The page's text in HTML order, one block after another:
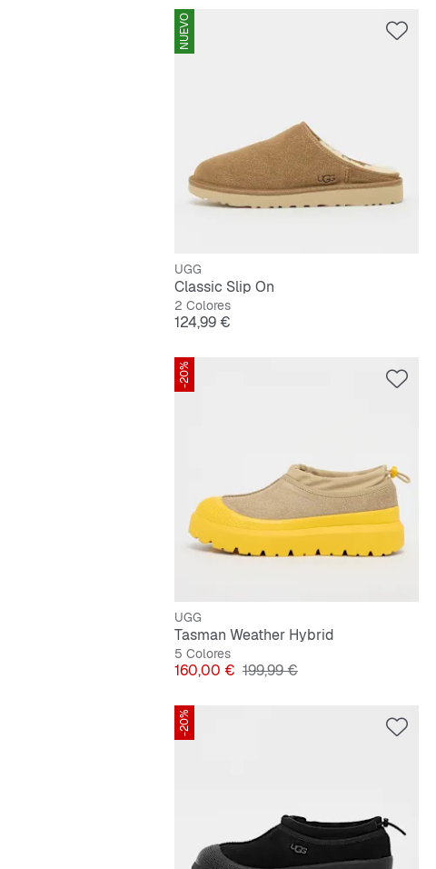
NUEVO
UGG
Classic Slip On
2 Colores
Precio
124,99 €
-20%
UGG
Tasman Weather Hybrid
5 Colores
Precio
160,00 € Precio original
199,99 €
-20%